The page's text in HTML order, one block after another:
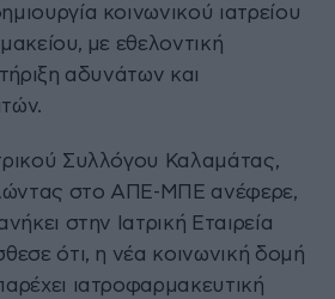
κοινωνικού ιατρείου
με εθελοντική
αδυνάτων και
Συλλόγου Καλαμάτας,
στο ΑΠΕ-ΜΠΕ ανέφερε,
στην Ιατρική Εταιρεία
ότι, η νέα κοινωνική δομή
ιατροφαρμακευτική